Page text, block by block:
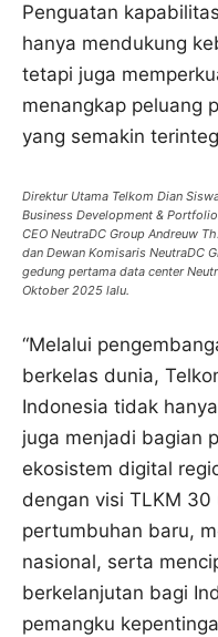
Penguatan
hanya mendukung
tetapi juga
menangkap peluang
yang semakin
Direktur Utama Telkom Dian
Business Development &
CEO NeutraDC Group Andreuw
dan Dewan Komisaris NeutraDC
gedung pertama data center
Oktober 2025 lalu.
“Melalui
berkelas dunia,
Indonesia tidak
juga menjadi bagian
ekosistem digital
dengan visi TLKM
pertumbuhan baru,
nasional, serta
berkelanjutan bagi
pemangku